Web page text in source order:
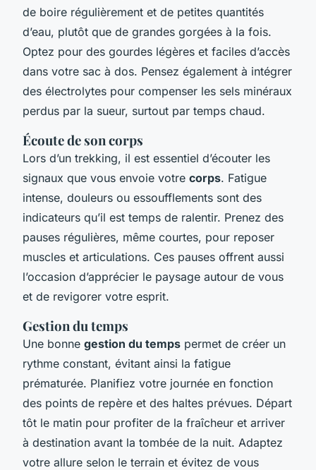
de boire régulièrement et de petites quantités
d’eau, plutôt que de grandes gorgées à la fois.
Optez pour des gourdes légères et faciles d’accès
dans votre sac à dos. Pensez également à intégrer
des électrolytes pour compenser les sels minéraux
perdus par la sueur, surtout par temps chaud.
Écoute de son corps
Lors d’un trekking, il est essentiel d’écouter les
signaux que vous envoie votre corps. Fatigue
intense, douleurs ou essoufflements sont des
indicateurs qu’il est temps de ralentir. Prenez des
pauses régulières, même courtes, pour reposer
muscles et articulations. Ces pauses offrent aussi
l’occasion d’apprécier le paysage autour de vous
et de revigorer votre esprit.
Gestion du temps
Une bonne gestion du temps permet de créer un
rythme constant, évitant ainsi la fatigue
prématurée. Planifiez votre journée en fonction
des points de repère et des haltes prévues. Départ
tôt le matin pour profiter de la fraîcheur et arriver
à destination avant la tombée de la nuit. Adaptez
votre allure selon le terrain et évitez de vous